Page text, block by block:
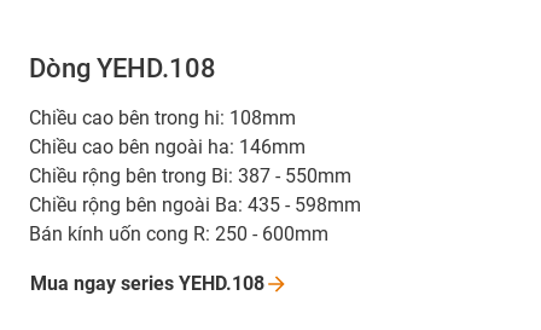
Dòng YEHD.108
Chiều cao bên trong hi: 108mm
Chiều cao bên ngoài ha: 146mm
Chiều rộng bên trong Bi: 387 - 550mm
Chiều rộng bên ngoài Ba: 435 - 598mm
Bán kính uốn cong R: 250 - 600mm
Mua ngay series YEHD.108